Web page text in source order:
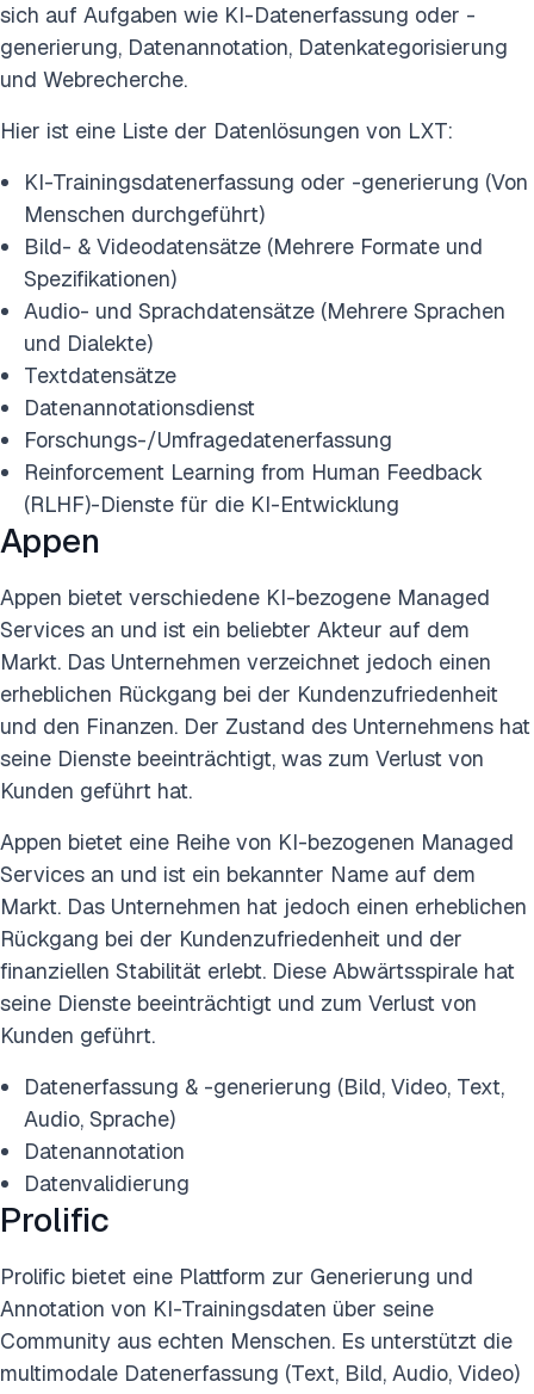
sich auf Aufgaben wie KI-Datenerfassung oder -
generierung, Datenannotation, Datenkategorisierung
und Webrecherche.
Hier ist eine Liste der Datenlösungen von LXT:
KI-Trainingsdatenerfassung oder -generierung (Von
Menschen durchgeführt)
Bild- & Videodatensätze (Mehrere Formate und
Spezifikationen)
Audio- und Sprachdatensätze (Mehrere Sprachen
und Dialekte)
Textdatensätze
Datenannotationsdienst
Forschungs-/Umfragedatenerfassung
Reinforcement Learning from Human Feedback
(RLHF)-Dienste für die KI-Entwicklung
Appen
Appen bietet verschiedene KI-bezogene Managed
Services an und ist ein beliebter Akteur auf dem
Markt. Das Unternehmen verzeichnet jedoch einen
erheblichen Rückgang bei der Kundenzufriedenheit
und den Finanzen. Der Zustand des Unternehmens hat
seine Dienste beeinträchtigt, was zum Verlust von
Kunden geführt hat.
Appen bietet eine Reihe von KI-bezogenen Managed
Services an und ist ein bekannter Name auf dem
Markt. Das Unternehmen hat jedoch einen erheblichen
Rückgang bei der Kundenzufriedenheit und der
finanziellen Stabilität erlebt. Diese Abwärtsspirale hat
seine Dienste beeinträchtigt und zum Verlust von
Kunden geführt.
Datenerfassung & -generierung (Bild, Video, Text,
Audio, Sprache)
Datenannotation
Datenvalidierung
Prolific
Prolific bietet eine Plattform zur Generierung und
Annotation von KI-Trainingsdaten über seine
Community aus echten Menschen. Es unterstützt die
multimodale Datenerfassung (Text, Bild, Audio, Video)